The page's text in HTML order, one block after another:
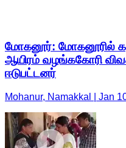
மோகனூர்: மோகனூரில்
ஆயிரம் வழங்ககோரி
ஈடுபட்டனர்
Mohanur, Namakkal | Jan